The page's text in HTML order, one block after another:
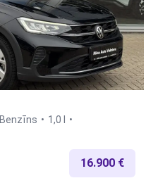
Benzīns
1,0 l
16.900 €